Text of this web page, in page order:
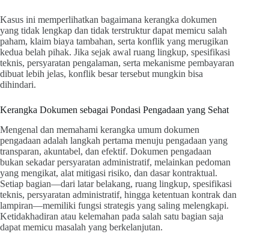
Kasus ini memperlihatkan bagaimana kerangka dokumen
yang tidak lengkap dan tidak terstruktur dapat memicu salah
paham, klaim biaya tambahan, serta konflik yang merugikan
kedua belah pihak. Jika sejak awal ruang lingkup, spesifikasi
teknis, persyaratan pengalaman, serta mekanisme pembayaran
dibuat lebih jelas, konflik besar tersebut mungkin bisa
dihindari.
Kerangka Dokumen sebagai Pondasi Pengadaan yang Sehat
Mengenal dan memahami kerangka umum dokumen
pengadaan adalah langkah pertama menuju pengadaan yang
transparan, akuntabel, dan efektif. Dokumen pengadaan
bukan sekadar persyaratan administratif, melainkan pedoman
yang mengikat, alat mitigasi risiko, dan dasar kontraktual.
Setiap bagian—dari latar belakang, ruang lingkup, spesifikasi
teknis, persyaratan administratif, hingga ketentuan kontrak dan
lampiran—memiliki fungsi strategis yang saling melengkapi.
Ketidakhadiran atau kelemahan pada salah satu bagian saja
dapat memicu masalah yang berkelanjutan.